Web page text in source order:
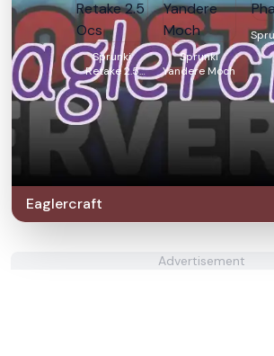
Sprunki
Retake 2.5
Ocs
Sprunki
Yandere Moch
Eaglercraft
Advertisement